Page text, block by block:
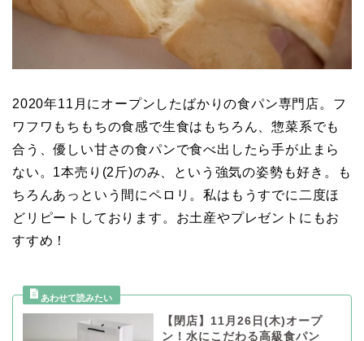
2020年11月にオープンしたばかりの食パン専門店。フ
ワフワもちもちの食感で生食はもちろん、惣菜系でも
合う、優しい甘さの食パンで食べ出したら手が止まら
ない。1本売り(2斤)のみ、という強気の姿勢も好き。も
ちろんあっという間にペロリ。私はもうすでに二度ほ
どリピートしております。お土産やプレゼントにもお
すすめ！
【閉店】11月26日(木)オープ
ン！水にこだわる高級食パン